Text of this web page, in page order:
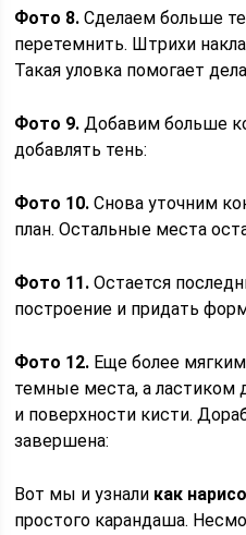
Фото 8. Сделаем больше
перетемнить. Штрихи
Такая уловка помогает
Фото 9. Добавим больше
добавлять тень:
Фото 10. Снова уточним
план. Остальные места
Фото 11. Остается
построение и придать
Фото 12. Еще более
темные места, а ластиком
и поверхности кисти.
завершена:
Вот мы и узнали как
простого карандаша.